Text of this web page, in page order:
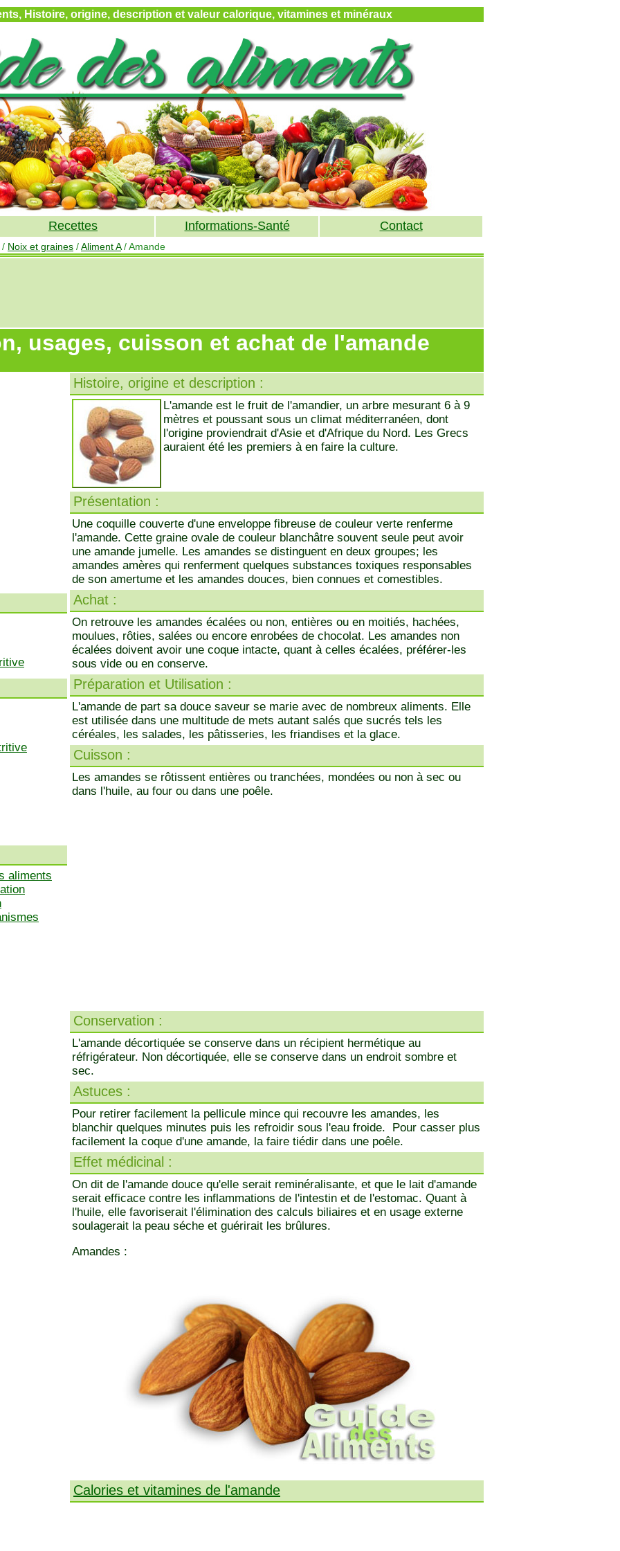
Histoire, origine, description et valeur calorique, vitamines et minéraux
Recettes Informations-Santé Contact
/ Noix et graines /Aliment A/ Amande
usages, cuisson et achat de l'amande
aliments
Histoire, origine et description :
L'amande est le fruit de l'amandier, un arbre mesurant 6 à 9
mètres et poussant sous un climat méditerranéen, dont
l'origine proviendrait d'Asie et d'Afrique du Nord. Les Grecs
auraient été les premiers à en faire la culture.
Présentation :
Une coquille couverte d'une enveloppe fibreuse de couleur verte renferme
l'amande. Cette graine ovale de couleur blanchâtre souvent seule peut avoir
une amande jumelle. Les amandes se distinguent en deux groupes; les
amandes amères qui renferment quelques substances toxiques responsables
de son amertume et les amandes douces, bien connues et comestibles.
Achat :
On retrouve les amandes écalées ou non, entières ou en moitiés, hachées,
moulues, rôties, salées ou encore enrobées de chocolat. Les amandes non
écalées doivent avoir une coque intacte, quant à celles écalées, préférer-les
sous vide ou en conserve.
Préparation et Utilisation :
L'amande de part sa douce saveur se marie avec de nombreux aliments. Elle
est utilisée dans une multitude de mets autant salés que sucrés tels les
céréales, les salades, les pâtisseries, les friandises et la glace.
Cuisson :
Les amandes se rôtissent entières ou tranchées, mondées ou non à sec ou
dans l'huile, au four ou dans une poêle.
Conservation :
L'amande décortiquée se conserve dans un récipient hermétique au
réfrigérateur. Non décortiquée, elle se conserve dans un endroit sombre et
sec.
Astuces :
Pour retirer facilement la pellicule mince qui recouvre les amandes, les
blanchir quelques minutes puis les refroidir sous l'eau froide. Pour casser plus
facilement la coque d'une amande, la faire tiédir dans une poêle.
Effet médicinal :
On dit de l'amande douce qu'elle serait reminéralisante, et que le lait d'amande
serait efficace contre les inflammations de l'intestin et de l'estomac. Quant à
l'huile, elle favoriserait l'élimination des calculs biliaires et en usage externe
soulagerait la peau séche et guérirait les brûlures.
Amandes :
Calories et vitamines de l'amande